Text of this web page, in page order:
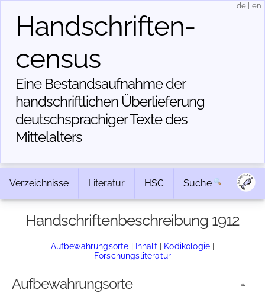
Handschriften­
census
Eine Bestandsaufnahme der
handschriftlichen Über­lieferung
deutschsprachiger Texte des
Mittelalters
de en
Verzeichnisse Literatur HSC Suche
Handschriftenbeschreibung 1912
Aufbewahrungsorte | Inhalt | Kodikologie |
Forschungsliteratur
Aufbewahrungsorte